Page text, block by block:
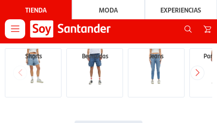
TIENDA MODA EXPERIENCIAS

Shorts Bermudas Jeans